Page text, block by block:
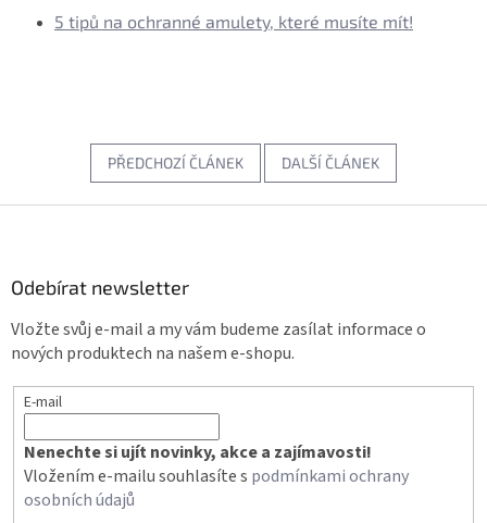
5 tipů na ochranné amulety, které musíte mít!
PŘEDCHOZÍ ČLÁNEK DALŠÍ ČLÁNEK
Odebírat newsletter
Vložte svůj e-mail a my vám budeme zasílat informace o
nových produktech na našem e-shopu.
E-mail
Nenechte si ujít novinky, akce a zajímavosti!
Vložením e-mailu souhlasíte s podmínkami ochrany
osobních údajů